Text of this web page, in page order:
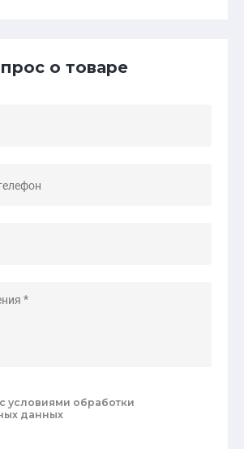
о товаре
условиями обработки
данных